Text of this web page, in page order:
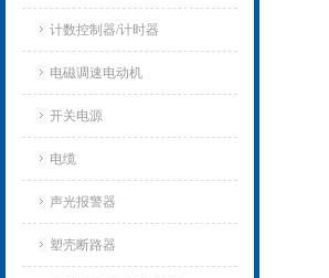
计数控制器/计时器
电磁调速电动机
开关电源
电缆
声光报警器
塑壳断路器